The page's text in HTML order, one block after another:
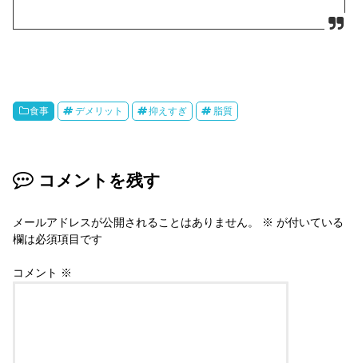
食事 デメリット 抑えすぎ 脂質
コメントを残す
メールアドレスが公開されることはありません。 ※ が付いている
欄は必須項目です
コメント ※